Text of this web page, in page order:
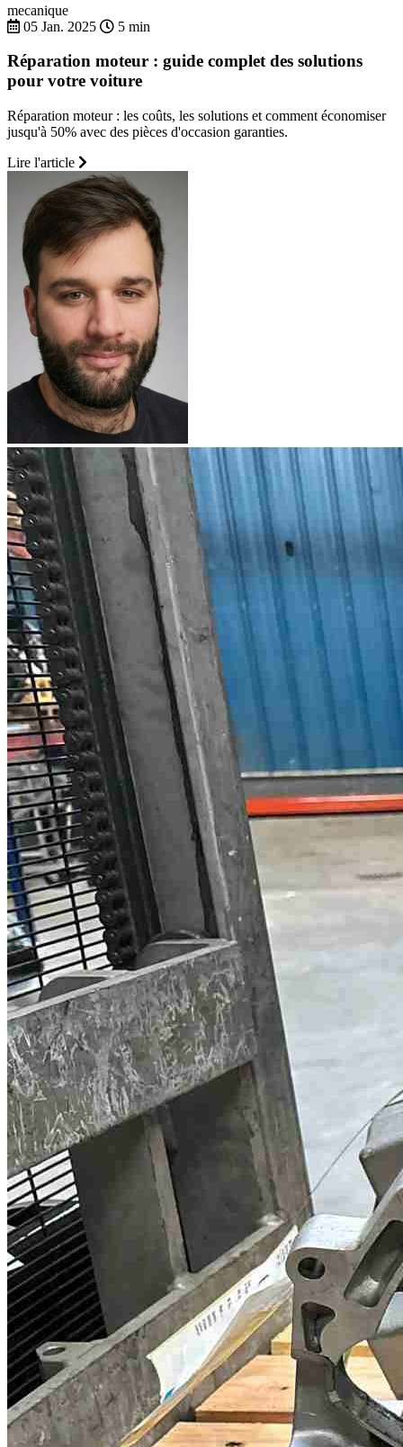
mecanique
05 Jan. 2025
5 min
Réparation moteur : guide complet des solutions
pour votre voiture
Réparation moteur : les coûts, les solutions et comment économiser
jusqu'à 50% avec des pièces d'occasion garanties.
Lire l'article